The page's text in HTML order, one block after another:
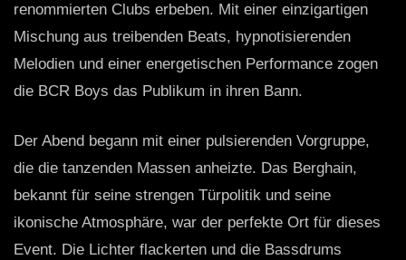
renommierten Clubs erbeben. Mit einer einzigartigen
Mischung aus treibenden Beats, hypnotisierenden
Melodien und einer energetischen Performance zogen
die BCR Boys das Publikum in ihren Bann.
Der Abend begann mit einer pulsierenden Vorgruppe,
die die tanzenden Massen anheizte. Das Berghain,
bekannt für seine strengen Türpolitik und seine
ikonische Atmosphäre, war der perfekte Ort für dieses
Event. Die Lichter flackerten und die Bassdrums